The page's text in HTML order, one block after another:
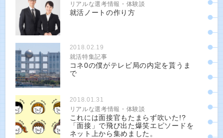
リアルな選考情報・体験談
就活ノートの作り方
2018.02.19
就活特集記事
コネ0の僕がテレビ局の内定を貰うま
で
2018.01.31
リアルな選考情報・体験談
これには面接官もたまらず吹いた!?
「面接」で飛び出た爆笑エピソードを
ネット上から集めました。